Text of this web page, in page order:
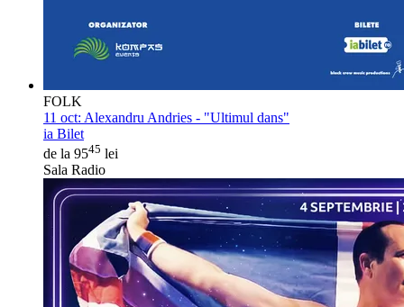
FOLK
11 oct: Alexandru Andries - "Ultimul dans"
ia Bilet
de la 9545 lei
Sala Radio